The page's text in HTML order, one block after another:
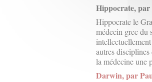
Hippocrate,
Hippocrate le
médecin grec du
autres
la médecine une
Darwin, par